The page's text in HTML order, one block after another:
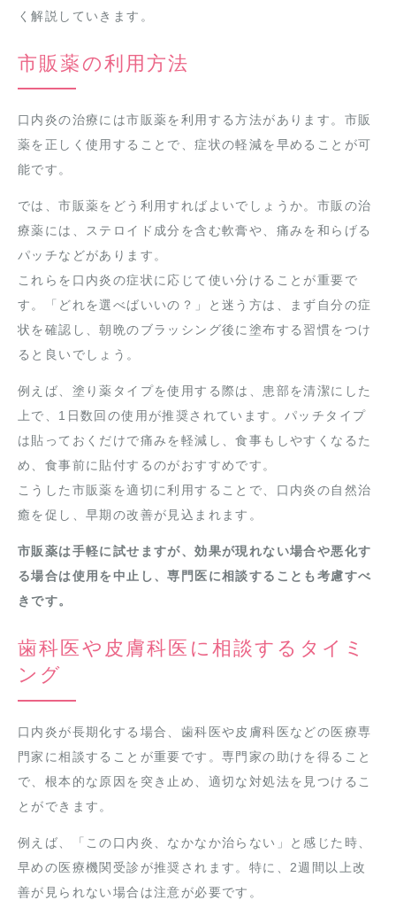
く解説していきます。
市販薬の利用方法
口内炎の治療には市販薬を利用する方法があります。市販
薬を正しく使用することで、症状の軽減を早めることが可
能です。
では、市販薬をどう利用すればよいでしょうか。市販の治
療薬には、ステロイド成分を含む軟膏や、痛みを和らげる
パッチなどがあります。
これらを口内炎の症状に応じて使い分けることが重要で
す。「どれを選べばいいの？」と迷う方は、まず自分の症
状を確認し、朝晩のブラッシング後に塗布する習慣をつけ
ると良いでしょう。
例えば、塗り薬タイプを使用する際は、患部を清潔にした
上で、1日数回の使用が推奨されています。パッチタイプ
は貼っておくだけで痛みを軽減し、食事もしやすくなるた
め、食事前に貼付するのがおすすめです。
こうした市販薬を適切に利用することで、口内炎の自然治
癒を促し、早期の改善が見込まれます。
市販薬は手軽に試せますが、効果が現れない場合や悪化す
る場合は使用を中止し、専門医に相談することも考慮すべ
きです。
歯科医や皮膚科医に相談するタイミ
ング
口内炎が長期化する場合、歯科医や皮膚科医などの医療専
門家に相談することが重要です。専門家の助けを得ること
で、根本的な原因を突き止め、適切な対処法を見つけるこ
とができます。
例えば、「この口内炎、なかなか治らない」と感じた時、
早めの医療機関受診が推奨されます。特に、2週間以上改
善が見られない場合は注意が必要です。